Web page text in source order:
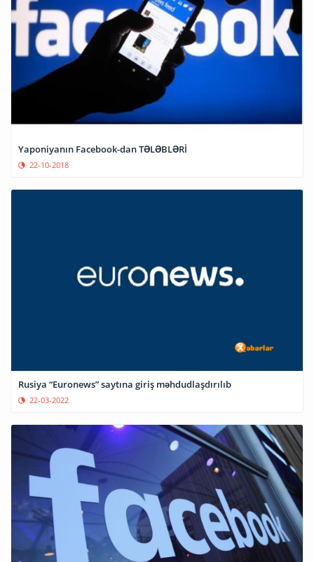
Yaponiyanın Facebook-dan TƏLƏBLƏRİ
22-10-2018
Rusiya “Euronews” saytına giriş məhdudlaşdırılıb
22-03-2022